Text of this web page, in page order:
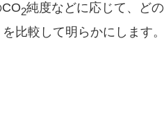
2純度などに応じて、ど
比較して明らかにします。